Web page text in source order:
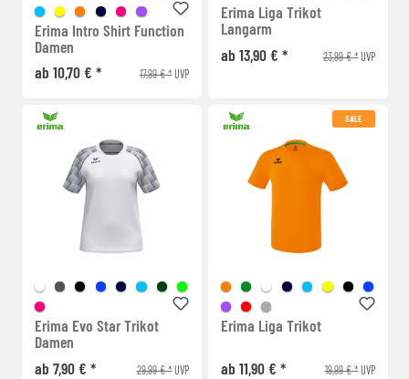
Erima Intro Shirt Function
Damen
ab 10,70 € *
17,99 € *UVP
Erima Liga Trikot
Langarm
ab 13,90 € *
23,99 € *UVP
Erima Evo Star Trikot
Damen
ab 7,90 € *
29,99 € *UVP
SALE
Erima Liga Trikot
ab 11,90 € * 19,99 € *UVP